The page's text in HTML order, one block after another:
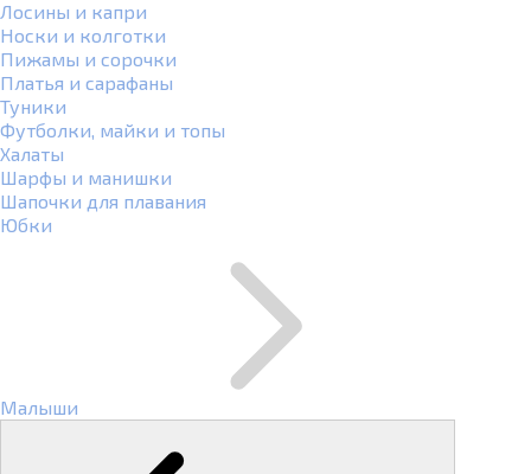
Лосины и капри
Носки и колготки
Пижамы и сорочки
Платья и сарафаны
Туники
Футболки, майки и топы
Халаты
Шарфы и манишки
Шапочки для плавания
Юбки
Малыши